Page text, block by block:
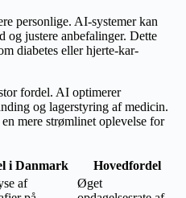
personlige. AI-systemer kan
og justere anbefalinger. Dette
diabetes eller hjerte-kar-
fordel. AI optimerer
og lagerstyring af medicin.
mere strømlinet oplevelse for
i Danmark Hovedfordel
af
Øget